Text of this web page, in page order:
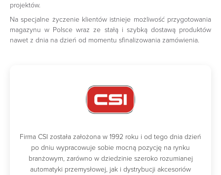
projektów.
Na specjalne życzenie klientów istnieje możliwość przygotowania
magazynu w Polsce wraz ze stałą i szybką dostawą produktów
nawet z dnia na dzień od momentu sfinalizowania zamówienia.
Firma CSI została założona w 1992 roku i od tego dnia dzień
po dniu wypracowuje sobie mocną pozycję na rynku
branżowym, zarówno w dziedzinie szeroko rozumianej
automatyki przemysłowej, jak i dystrybucji akcesoriów